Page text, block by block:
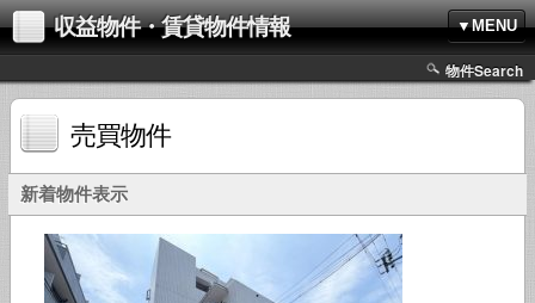
収益物件・賃貸物件情報 ▼MENU
物件Search
売買物件
新着物件表示